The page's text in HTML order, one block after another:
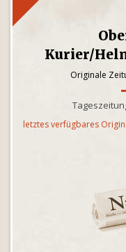
Kurier/
Originale
letztes verfügbares